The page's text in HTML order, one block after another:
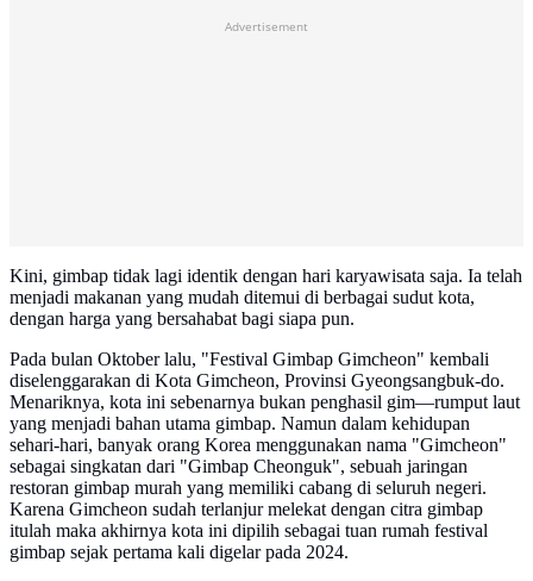
Advertisement
Kini, gimbap tidak lagi identik dengan hari karyawisata saja. Ia telah
menjadi makanan yang mudah ditemui di berbagai sudut kota,
dengan harga yang bersahabat bagi siapa pun.
Pada bulan Oktober lalu, "Festival Gimbap Gimcheon" kembali
diselenggarakan di Kota Gimcheon, Provinsi Gyeongsangbuk-do.
Menariknya, kota ini sebenarnya bukan penghasil gim—rumput laut
yang menjadi bahan utama gimbap. Namun dalam kehidupan
sehari-hari, banyak orang Korea menggunakan nama "Gimcheon"
sebagai singkatan dari "Gimbap Cheonguk", sebuah jaringan
restoran gimbap murah yang memiliki cabang di seluruh negeri.
Karena Gimcheon sudah terlanjur melekat dengan citra gimbap
itulah maka akhirnya kota ini dipilih sebagai tuan rumah festival
gimbap sejak pertama kali digelar pada 2024.